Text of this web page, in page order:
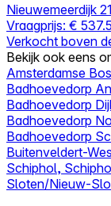
Nieuwemeerdijk
Vraagprijs: €
Verkocht boven
Bekijk ook eens
Amsterdamse
Badhoevedorp
Badhoevedorp
Badhoevedorp
Badhoevedorp
Buitenveldert-
Schiphol,
Sloten/Nieuw-